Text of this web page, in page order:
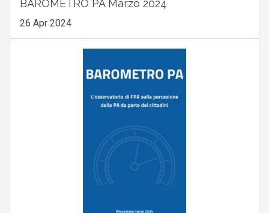
BAROMETRO PA Marzo 2024
26 Apr 2024